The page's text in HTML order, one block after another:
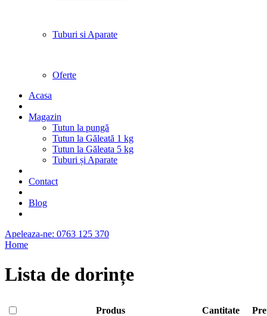
Tuburi si Aparate
Oferte
Acasa
Magazin
Tutun la pungă
Tutun la Găleată 1 kg
Tutun la Găleata 5 kg
Tuburi și Aparate
Contact
Blog
Apeleaza-ne: 0763 125 370
Home
Lista de dorințe
Produs Cantitate